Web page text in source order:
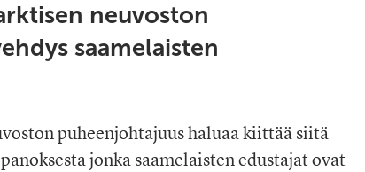
neuvoston
saamelaisten
puheenjohtajuus haluaa kiittää siitä
jonka saamelaisten edustajat ovat